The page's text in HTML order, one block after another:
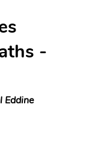
-
Eddine